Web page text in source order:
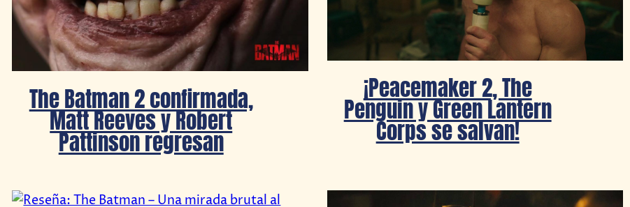
The Batman 2 confirmada,
Matt Reeves y Robert
Pattinson regresan
¡Peacemaker 2, The
Penguin y Green Lantern
Corps se salvan!